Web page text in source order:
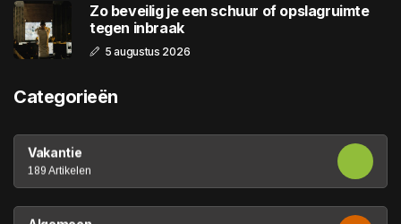
Zo beveilig je een schuur of opslagruimte
tegen inbraak
5 augustus 2026
Categorieën
Vakantie
189 Artikelen